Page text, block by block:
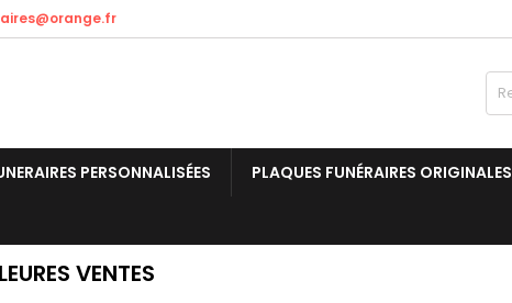
PERSONNALISÉES PLAQUES FUNÉRAIRES ORIGINALES
VENTES